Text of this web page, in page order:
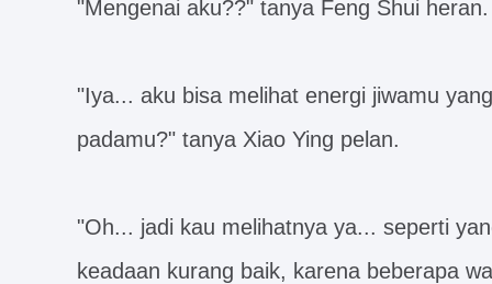
"Mengenai aku??" tanya Feng Shui heran.
"Iya... aku bisa melihat energi jiwamu
padamu?" tanya Xiao Ying pelan.
"Oh... jadi kau melihatnya ya... seperti
keadaan kurang baik, karena beberapa